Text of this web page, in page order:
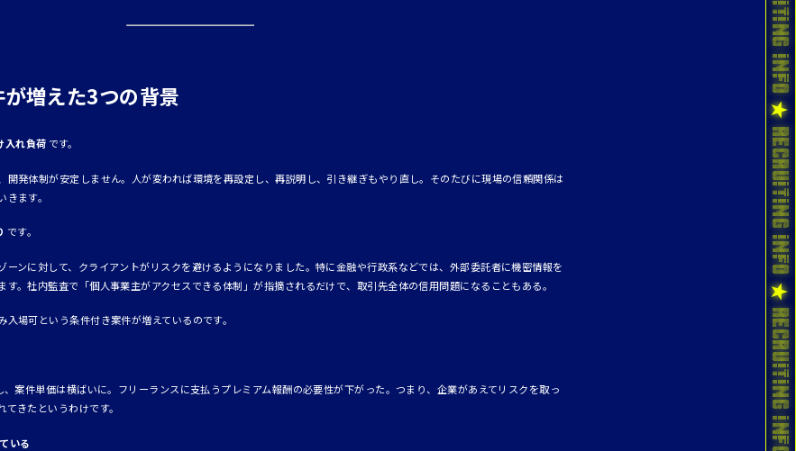
増えた3つの背景
入れ負荷 です。
開発体制が安定しません。人が変われば環境を再設定し、再説明し、引き継ぎもやり直し。そのたびに現場の信頼関係は
ます。
です。
ーンに対して、クライアントがリスクを避けるようになりました。特に金融や行政系などでは、外部委託者に機密情報を
。社内監査で「個人事業主がアクセスできる体制」が指摘されるだけで、取引先全体の信用問題になることもある。
場可という条件付き案件が増えているのです。
案件単価は横ばいに。フリーランスに支払うプレミアム報酬の必要性が下がった。つまり、企業があえてリスクを取っ
きたというわけです。
いる